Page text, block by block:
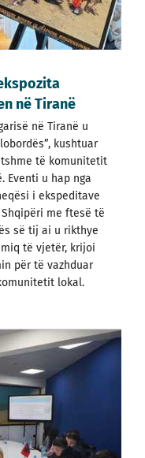
në Tiranë
në Tiranë u
kushtuar
të komunitetit
Eventi u hap nga
i ekspeditave
me ftesë të
së tij ai u rikthye
të vjetër, krijoi
për të vazhduar
lokal.